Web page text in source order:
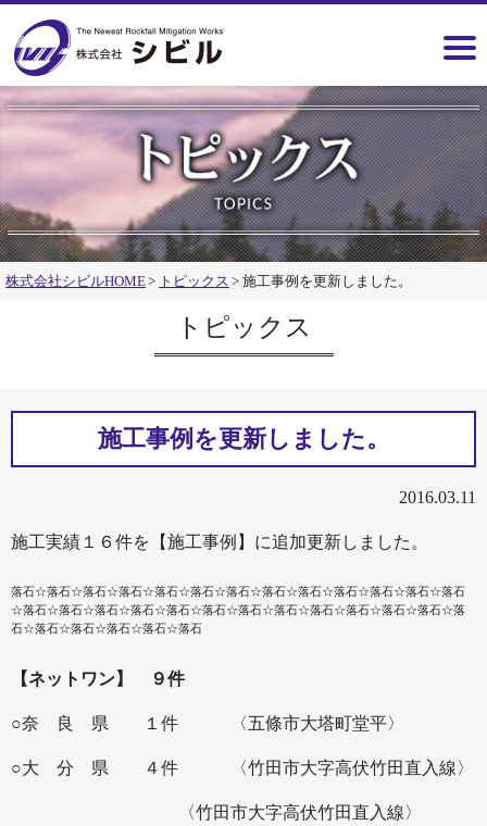
株式会社シビルHOME トピックス 施工事例を更新しました。
トピックス
施工事例を更新しました。
2016.03.11
施工実績１６件を【施工事例】に追加更新しました。
落石☆落石☆落石☆落石☆落石☆落石☆落石☆落石☆落石☆落石☆落石☆落石☆落石
☆落石☆落石☆落石☆落石☆落石☆落石☆落石☆落石☆落石☆落石☆落石☆落石☆落
石☆落石☆落石☆落石☆落石☆落石
【ネットワン】 ９件
○奈 良 県 １件 〈五條市大塔町堂平〉
○大 分 県 ４件 〈竹田市大字高伏竹田直入線〉
〈竹田市大字高伏竹田直入線〉